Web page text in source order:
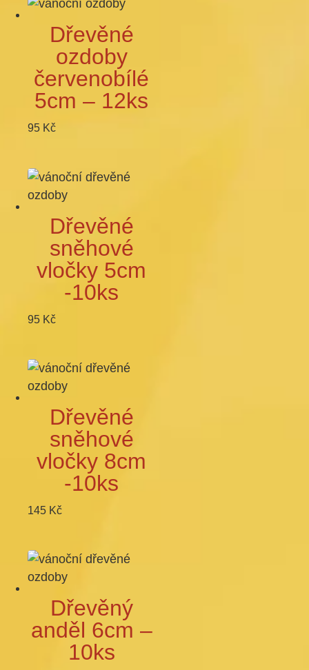
až
90 Kč
Dřevěné
ozdoby
červenobílé
5cm – 12ks
95 Kč
Dřevěné
sněhové
vločky 5cm
-10ks
95 Kč
Dřevěné
sněhové
vločky 8cm
-10ks
145 Kč
Dřevěný
anděl 6cm –
10ks